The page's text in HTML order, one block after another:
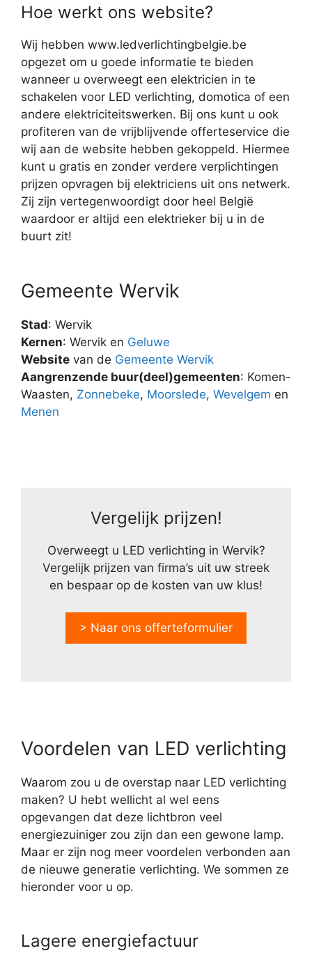
Hoe werkt ons website?
Wij hebben www.ledverlichtingbelgie.be
opgezet om u goede informatie te bieden
wanneer u overweegt een elektricien in te
schakelen voor LED verlichting, domotica of een
andere elektriciteitswerken. Bij ons kunt u ook
profiteren van de vrijblijvende offerteservice die
wij aan de website hebben gekoppeld. Hiermee
kunt u gratis en zonder verdere verplichtingen
prijzen opvragen bij elektriciens uit ons netwerk.
Zij zijn vertegenwoordigt door heel België
waardoor er altijd een elektrieker bij u in de
buurt zit!
Gemeente Wervik
Stad: Wervik
Kernen: Wervik en Geluwe
Website van de Gemeente Wervik
Aangrenzende buur(deel)gemeenten: Komen-
Waasten, Zonnebeke, Moorslede, Wevelgem en
Menen
Vergelijk prijzen!
Overweegt u LED verlichting in Wervik?
Vergelijk prijzen van firma’s uit uw streek
en bespaar op de kosten van uw klus!
> Naar ons offerteformulier
Voordelen van LED verlichting
Waarom zou u de overstap naar LED verlichting
maken? U hebt wellicht al wel eens
opgevangen dat deze lichtbron veel
energiezuiniger zou zijn dan een gewone lamp.
Maar er zijn nog meer voordelen verbonden aan
de nieuwe generatie verlichting. We sommen ze
hieronder voor u op.
Lagere energiefactuur